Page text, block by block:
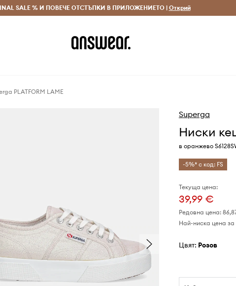
за поръчки над 70 EUR Доставка 1-5 дни
SALE % И ПОВЕЧЕ ОТСТЪПКИ В ПРИЛОЖЕНИЕТО | Открий
PLATFORM LAME
Superga
Ниски
в оранжево
-5%* с код: FS
Текуща цена:
39,99 €
Редовна цена:
Най-ниска цена за
Цвят: розов